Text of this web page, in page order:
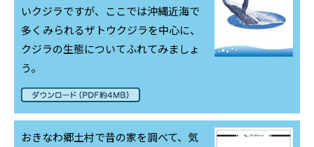
いクジラですが、ここでは沖縄近海で
多くみられるザトウクジラを中心に、
クジラの生態についてふれてみましょ
う。
おきなわ郷土村で昔の家を調べて、気